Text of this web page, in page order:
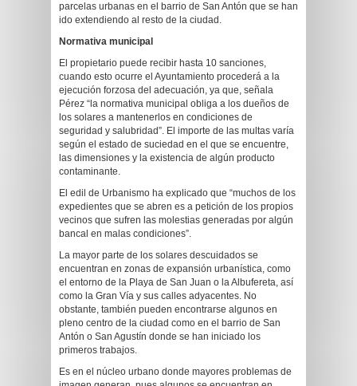
parcelas urbanas en el barrio de San Antón que se han
ido extendiendo al resto de la ciudad.
Normativa municipal
El propietario puede recibir hasta 10 sanciones,
cuando esto ocurre el Ayuntamiento procederá a la
ejecución forzosa del adecuación, ya que, señala
Pérez “la normativa municipal obliga a los dueños de
los solares a mantenerlos en condiciones de
seguridad y salubridad”. El importe de las multas varía
según el estado de suciedad en el que se encuentre,
las dimensiones y la existencia de algún producto
contaminante.
El edil de Urbanismo ha explicado que “muchos de los
expedientes que se abren es a petición de los propios
vecinos que sufren las molestias generadas por algún
bancal en malas condiciones”.
La mayor parte de los solares descuidados se
encuentran en zonas de expansión urbanística, como
el entorno de la Playa de San Juan o la Albufereta, así
como la Gran Vía y sus calles adyacentes. No
obstante, también pueden encontrarse algunos en
pleno centro de la ciudad como en el barrio de San
Antón o San Agustín donde se han iniciado los
primeros trabajos.
Es en el núcleo urbano donde mayores problemas de